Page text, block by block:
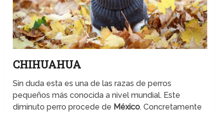
CHIHUAHUA
Sin duda esta es una de las razas de perros
pequeños más conocida a nivel mundial. Este
diminuto perro procede de México. Concretamente